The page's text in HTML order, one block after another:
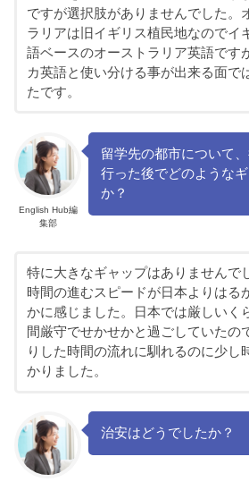
ですが選択肢がありませんでした。
ラリアは旧イギリス植民地なのでイ
語ベースのオーストラリア英語です
カ英語と使い分ける事が出来る面で
たです。
English Hub編
集部
留学先の都市について
行った後でどのような
か？
特に大きなギャップはありませんで
時間の進むスピードが日本よりはる
かに感じました。日本では厳しいく
間厳守でせかせかと過ごしていたの
りした時間の流れに馴れるのに少し
かりました。
治安はどうでしたか？